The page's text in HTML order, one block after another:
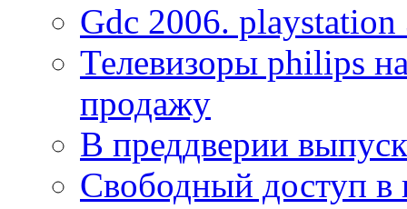
Gdc 2006. playstation
Телевизоры philips
продажу
В преддверии
Свободный доступ в